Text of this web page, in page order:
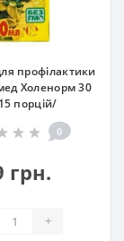
профілактики
Холенорм 30
порцій/
0
грн.
+